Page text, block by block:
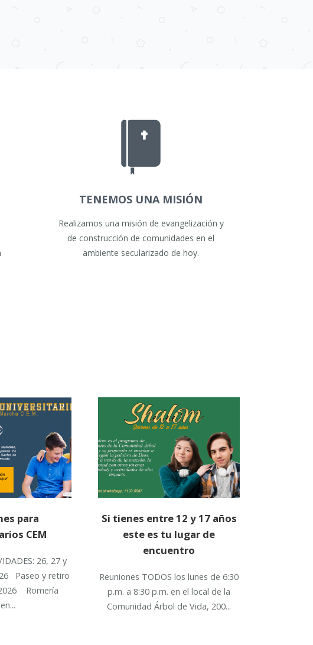
TENEMOS UNA MISIÓN
Realizamos una misión de evangelización y
de construcción de comunidades en el
ambiente secularizado de hoy.
para
CEM
26, 27 y
Paseo y retiro
Romería
Si tienes entre 12 y 17 años
este es tu lugar de
encuentro
Reuniones TODOS los lunes de 6:30
p.m. a 8:30 p.m. en el local de la
Comunidad Árbol de Vida, 200...